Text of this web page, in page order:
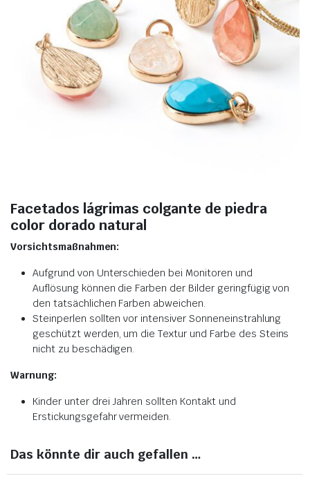
Facetados lágrimas colgante de piedra
color dorado natural
Vorsichtsmaßnahmen:
Aufgrund von Unterschieden bei Monitoren und
Auflösung können die Farben der Bilder geringfügig von
den tatsächlichen Farben abweichen.
Steinperlen sollten vor intensiver Sonneneinstrahlung
geschützt werden, um die Textur und Farbe des Steins
nicht zu beschädigen.
Warnung:
Kinder unter drei Jahren sollten Kontakt und
Erstickungsgefahr vermeiden.
Das könnte dir auch gefallen …